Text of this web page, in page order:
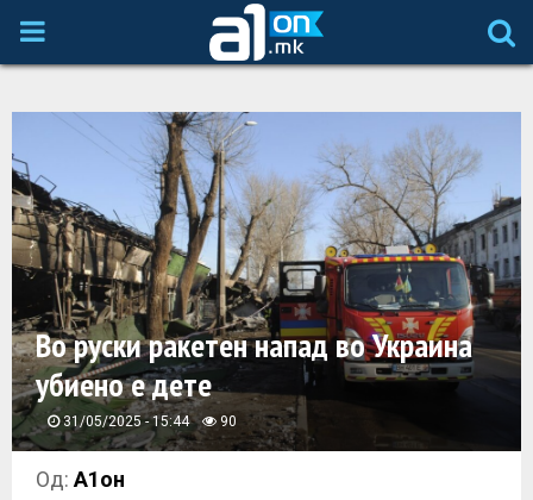
P
I
M
A
R
Y
M
Во руски ракетен напад во Украина
убиено е дете
31/05/2025 - 15:44 90
Од:А1он